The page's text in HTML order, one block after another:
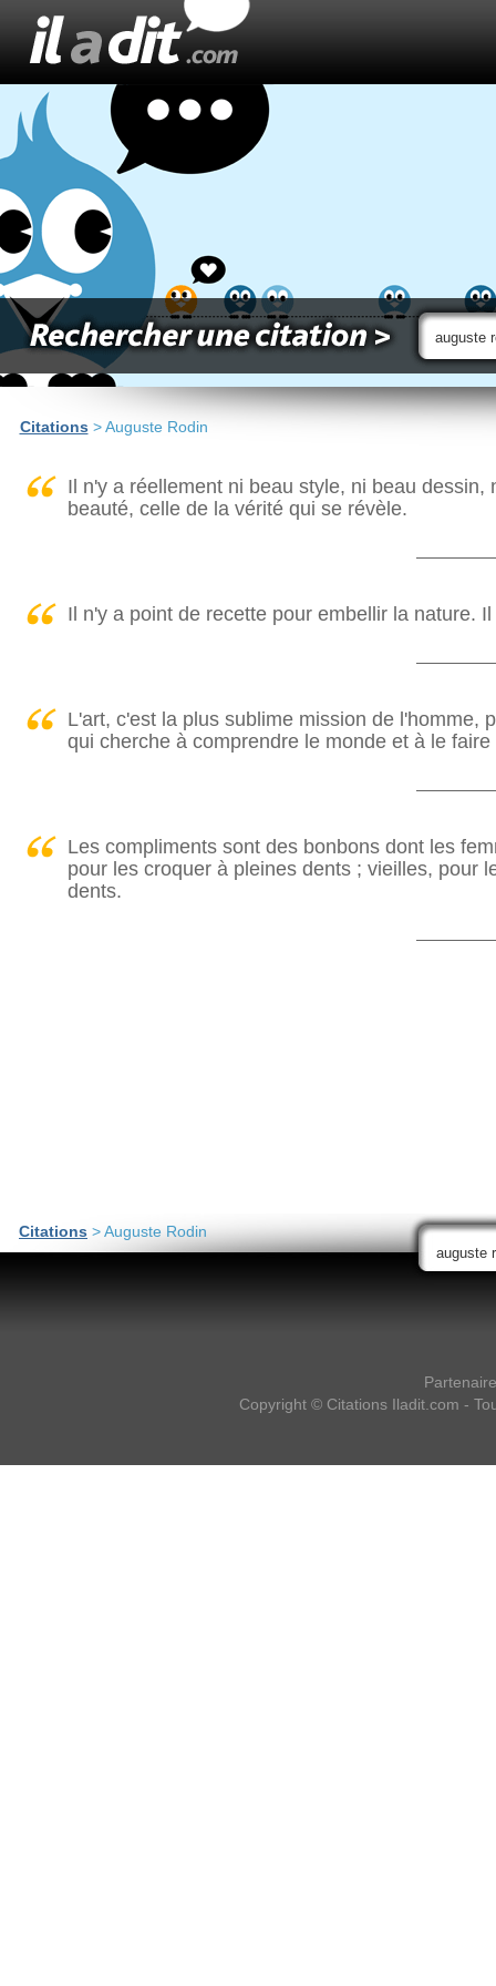
Citations > Auguste Rodin
Il n'y a réellement ni beau style, ni beau
beauté, celle de la vérité qui se révèle.
Il n'y a point de recette pour embellir la nature.
L'art, c'est la plus sublime mission de l'homme,
qui cherche à comprendre le monde et à le
Les compliments sont des bonbons dont les
pour les croquer à pleines dents ; vieilles, pour
dents.
Citations > Auguste Rodin
Copyright © Citations Iladit.com -